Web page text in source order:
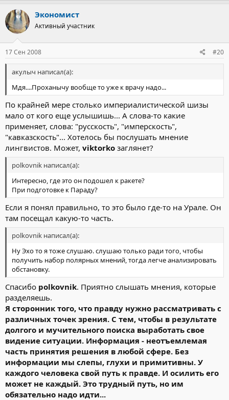
Экономист
Активный участник
17 Сен 2008 #20
акулыч написал(а):
Мдя....Проханычу вообще то уже к врачу надо...
По крайней мере столько империалистической шизы
мало от кого еще услышишь... А слова-то какие
применяет, слова: "русскость", "имперскость",
"кавказскость"... Хотелось бы послушать мнение
лингвистов. Может, viktorko заглянет?
polkovnik написал(а):
Интересно, где это он подошел к ракете?
При подготовке к Параду?
Если я понял правильно, то это было где-то на Урале. Он
там посещал какую-то часть.
polkovnik написал(а):
Ну Эхо то я тоже слушаю. слушаю только ради того, чтобы
получить набор полярных мнений, тогда легче анализировать
обстановку.
Спасибо polkovnik. Приятно слышать мнения, которые
разделяешь.
Я сторонник того, что правду нужно рассматривать с
различных точек зрения. С тем, чтобы в результате
долгого и мучительного поиска выработать свое
видение ситуации. Информация - неотъемлемая
часть принятия решения в любой сфере. Без
информации мы слепы, глухи и примитивны. У
каждого человека свой путь к правде. И осилить его
может не каждый. Это трудный путь, но им
обязательно надо идти...